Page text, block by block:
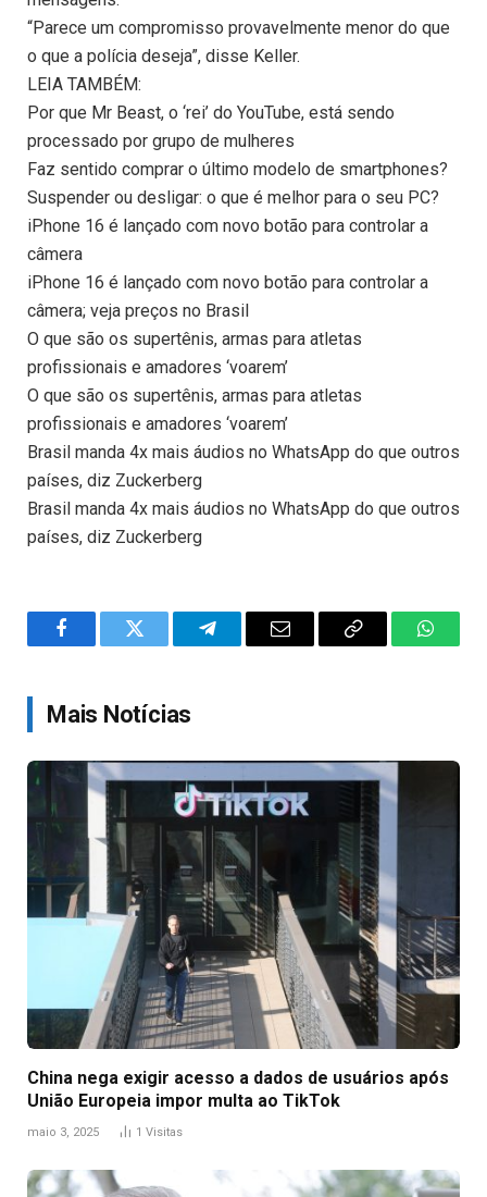
“Parece um compromisso provavelmente menor do que
o que a polícia deseja”, disse Keller.
LEIA TAMBÉM:
Por que Mr Beast, o ‘rei’ do YouTube, está sendo
processado por grupo de mulheres
Faz sentido comprar o último modelo de smartphones?
Suspender ou desligar: o que é melhor para o seu PC?
iPhone 16 é lançado com novo botão para controlar a
câmera
iPhone 16 é lançado com novo botão para controlar a
câmera; veja preços no Brasil
O que são os supertênis, armas para atletas
profissionais e amadores ‘voarem’
O que são os supertênis, armas para atletas
profissionais e amadores ‘voarem’
Brasil manda 4x mais áudios no WhatsApp do que outros
países, diz Zuckerberg
Brasil manda 4x mais áudios no WhatsApp do que outros
países, diz Zuckerberg
FacebookTwitter TelegramEmail
Copy
Mais Notícias
China nega exigir acesso a dados de usuários após
União Europeia impor multa ao TikTok
maio 3, 2025 1 Visitas